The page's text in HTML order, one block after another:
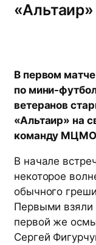
В первом
по мини-
ветеранов
«Альтаир» на
команду МЦМО
В начале
некоторое
обычного
Первыми взяли
первой же
Сергей